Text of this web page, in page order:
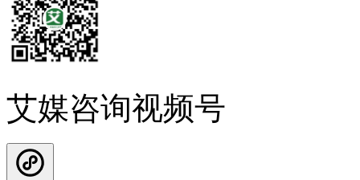
艾媒咨询视频号